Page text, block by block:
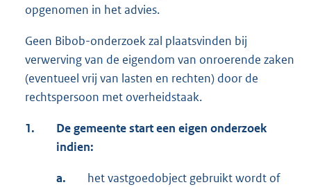
opgenomen in het advies.
Geen Bibob-onderzoek zal plaatsvinden bij
verwerving van de eigendom van onroerende zaken
(eventueel vrij van lasten en rechten) door de
rechtspersoon met overheidstaak.
1.
De gemeente start een eigen onderzoek
indien:
a.
het vastgoedobject gebruikt wordt of